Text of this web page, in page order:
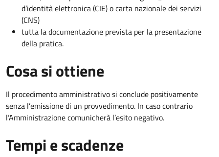
d’identità elettronica (CIE) o carta nazionale dei servizi
(CNS)
tutta la documentazione prevista per la presentazione
della pratica.
Cosa si ottiene
Il procedimento amministrativo si conclude positivamente
senza l’emissione di un provvedimento. In caso contrario
l’Amministrazione comunicherà l’esito negativo.
Tempi e scadenze